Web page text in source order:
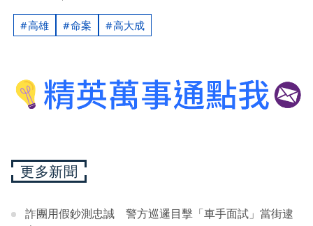
高雄 命案 高大成
更多新聞
詐團用假鈔測忠誠 警方巡邏目擊「車手面試」當街逮